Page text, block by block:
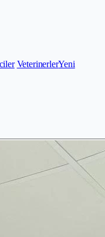
VeterinerlerYeni